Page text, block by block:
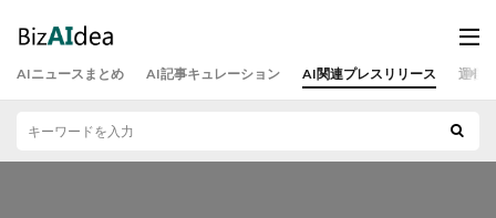
AIニュースまとめ AI記事キュレーション AI関連プレスリリース 運営